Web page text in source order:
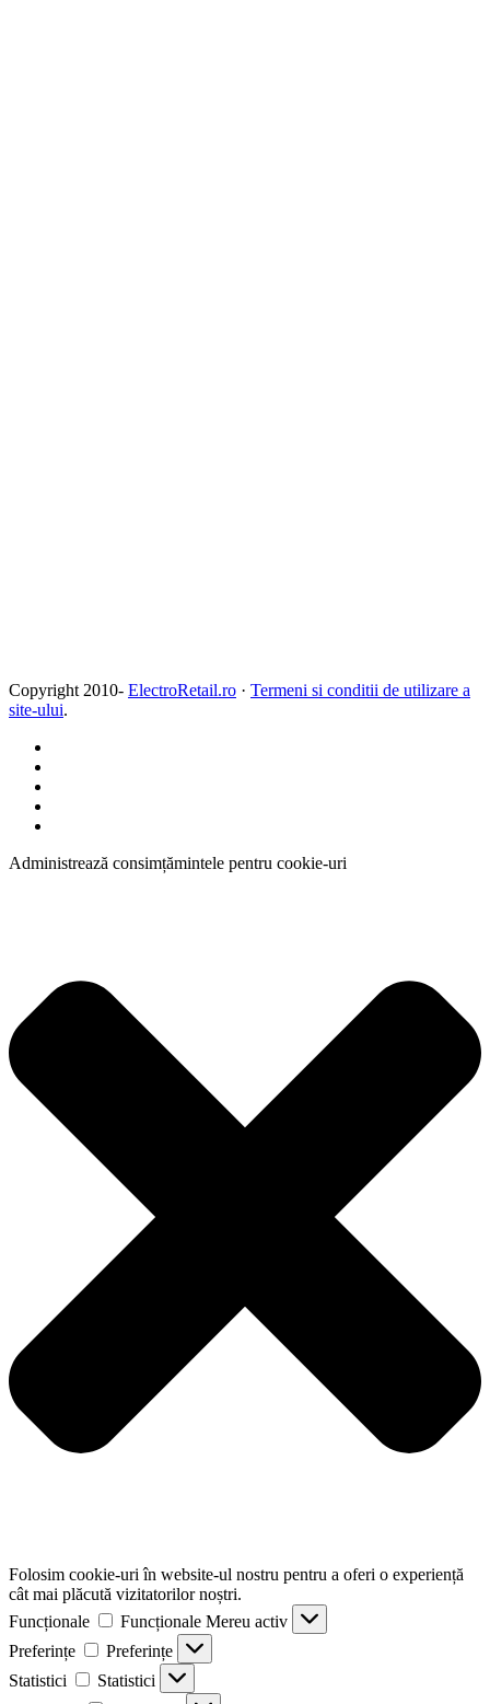
Copyright 2010- ElectroRetail.ro · Termeni si conditii de utilizare a
site-ului.
Administrează consimțămintele pentru cookie-uri
Folosim cookie-uri în website-ul nostru pentru a oferi o experiență
cât mai plăcută vizitatorilor noștri.
Funcționale
Funcționale Mereu activ
Preferințe
Preferințe
Statistici
Statistici